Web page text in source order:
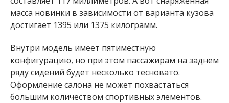
масса новинки в зависимости от варианта кузова
достигает 1395 или 1375 килограмм.
Внутри модель имеет пятиместную
конфигурацию, но при этом пассажирам на заднем
ряду сидений будет несколько тесновато.
Оформление салона не может похвастаться
большим количеством спортивных элементов.